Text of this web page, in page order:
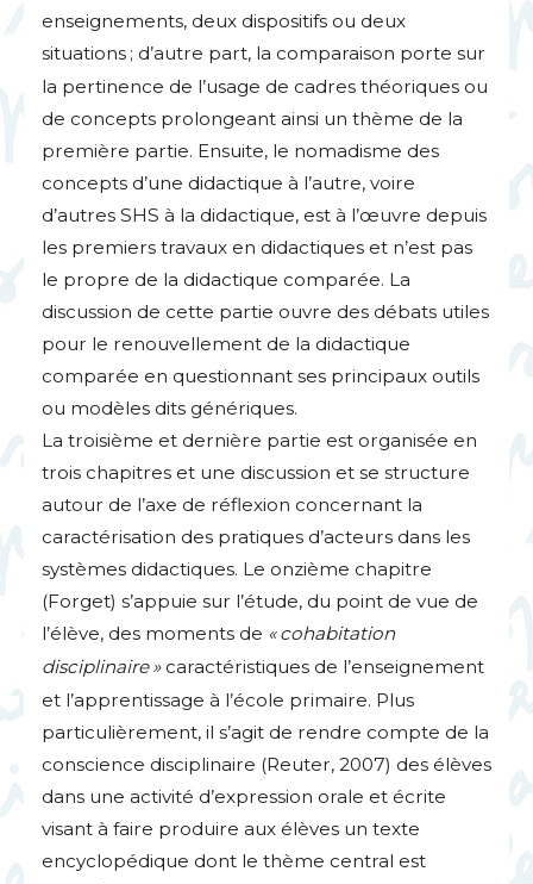
enseignements, deux dispositifs ou deux
situations ; d’autre part, la comparaison porte sur
la pertinence de l’usage de cadres théoriques ou
de concepts prolongeant ainsi un thème de la
première partie. Ensuite, le nomadisme des
concepts d’une didactique à l’autre, voire
d’autres SHS à la didactique, est à l’œuvre depuis
les premiers travaux en didactiques et n’est pas
le propre de la didactique comparée. La
discussion de cette partie ouvre des débats utiles
pour le renouvellement de la didactique
comparée en questionnant ses principaux outils
ou modèles dits génériques.
La troisième et dernière partie est organisée en
trois chapitres et une discussion et se structure
autour de l’axe de réflexion concernant la
caractérisation des pratiques d’acteurs dans les
systèmes didactiques. Le onzième chapitre
(Forget) s’appuie sur l’étude, du point de vue de
l’élève, des moments de « cohabitation
disciplinaire »caractéristiques de l’enseignement
et l’apprentissage à l’école primaire. Plus
particulièrement, il s’agit de rendre compte de la
conscience disciplinaire (Reuter, 2007) des élèves
dans une activité d’expression orale et écrite
visant à faire produire aux élèves un texte
encyclopédique dont le thème central est